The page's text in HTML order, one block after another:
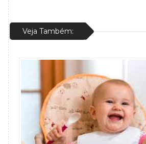
Veja Também: